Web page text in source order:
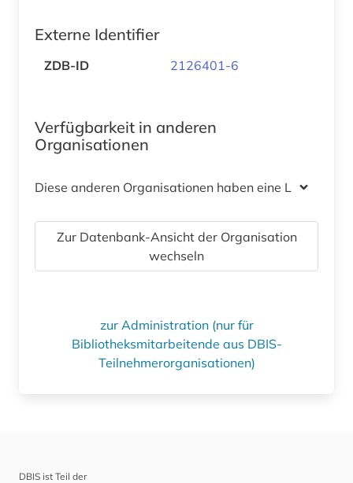
Externe Identifier
ZDB-ID 2126401-6
Verfügbarkeit in anderen
Organisationen
Diese anderen Organisationen haben eine Lizenz
Zur Datenbank-Ansicht der Organisation
wechseln
zur Administration (nur für
Bibliotheksmitarbeitende aus DBIS-
Teilnehmerorganisationen)
DBIS ist Teil der